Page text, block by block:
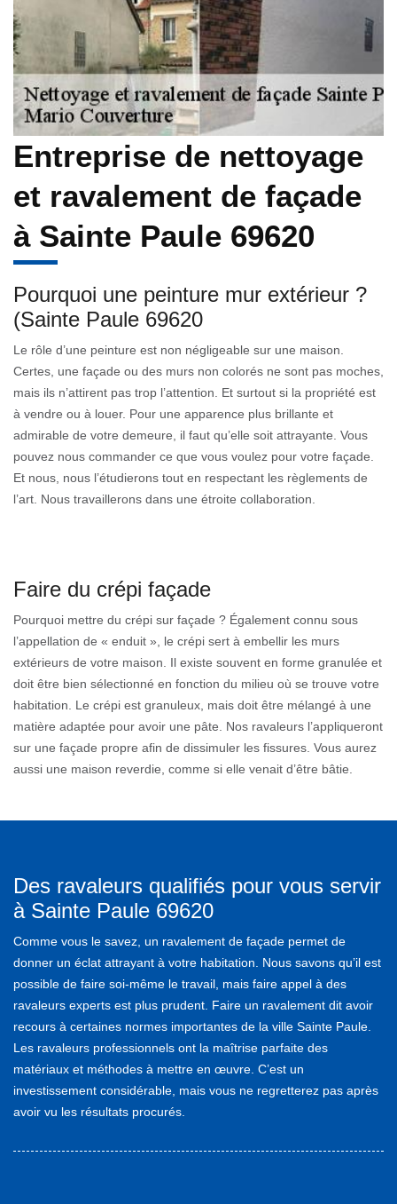
Entreprise de nettoyage
et ravalement de façade
à Sainte Paule 69620
Pourquoi une peinture mur extérieur ?
(Sainte Paule 69620
Le rôle d’une peinture est non négligeable sur une maison.
Certes, une façade ou des murs non colorés ne sont pas moches,
mais ils n’attirent pas trop l’attention. Et surtout si la propriété est
à vendre ou à louer. Pour une apparence plus brillante et
admirable de votre demeure, il faut qu’elle soit attrayante. Vous
pouvez nous commander ce que vous voulez pour votre façade.
Et nous, nous l’étudierons tout en respectant les règlements de
l’art. Nous travaillerons dans une étroite collaboration.
Faire du crépi façade
Pourquoi mettre du crépi sur façade ? Également connu sous
l’appellation de « enduit », le crépi sert à embellir les murs
extérieurs de votre maison. Il existe souvent en forme granulée et
doit être bien sélectionné en fonction du milieu où se trouve votre
habitation. Le crépi est granuleux, mais doit être mélangé à une
matière adaptée pour avoir une pâte. Nos ravaleurs l’appliqueront
sur une façade propre afin de dissimuler les fissures. Vous aurez
aussi une maison reverdie, comme si elle venait d’être bâtie.
Des ravaleurs qualifiés pour vous servir
à Sainte Paule 69620
Comme vous le savez, un ravalement de façade permet de
donner un éclat attrayant à votre habitation. Nous savons qu’il est
possible de faire soi-même le travail, mais faire appel à des
ravaleurs experts est plus prudent. Faire un ravalement dit avoir
recours à certaines normes importantes de la ville Sainte Paule.
Les ravaleurs professionnels ont la maîtrise parfaite des
matériaux et méthodes à mettre en œuvre. C’est un
investissement considérable, mais vous ne regretterez pas après
avoir vu les résultats procurés.